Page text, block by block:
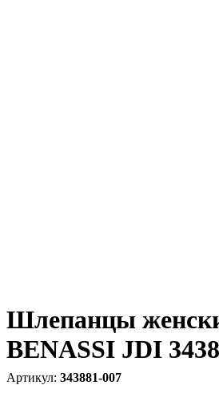
Шлепанцы
BENASSI JDI
343881-007